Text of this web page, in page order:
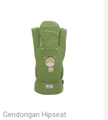
Gendongan Hipseat